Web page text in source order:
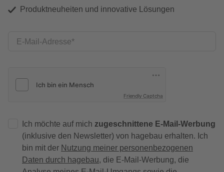
Produktneuheiten und innovative Lösungen
E-Mail-Adresse
Friendly Captcha
Ich möchte auf mich zugeschnittene E-Mail-Werbung
(inklusive den Newsletter) von hagebau erhalten. Ich
bin mit der Nutzung meiner personenbezogenen
Daten durch hagebau, die E-Mail-Werbung, die